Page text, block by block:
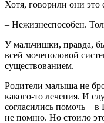
Хотя, говорили они это
– Нежизнеспособен.
У мальчишки, правда,
всей мочеполовой
существованием.
Родители малыша не
какого-то лечения. И
согласились помочь –
не помню. Но стоило